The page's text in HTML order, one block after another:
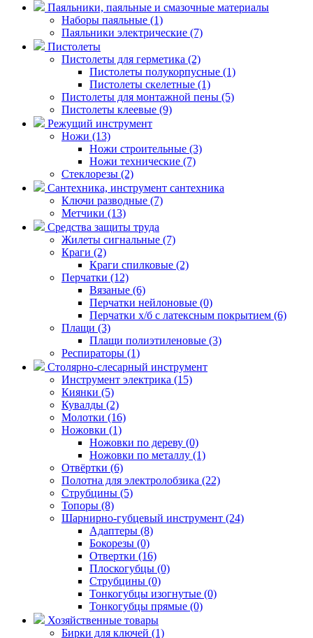
Паяльники, паяльные и смазочные материалы
Наборы паяльные (1)
Паяльники электрические (7)
Пистолеты
Пистолеты для герметика (2)
Пистолеты полукорпусные (1)
Пистолеты скелетные (1)
Пистолеты для монтажной пены (5)
Пистолеты клеевые (9)
Режущий инструмент
Ножи (13)
Ножи строительные (3)
Ножи технические (7)
Стеклорезы (2)
Сантехника, инструмент сантехника
Ключи разводные (7)
Метчики (13)
Средства защиты труда
Жилеты сигнальные (7)
Краги (2)
Краги спилковые (2)
Перчатки (12)
Вязаные (6)
Перчатки нейлоновые (0)
Перчатки х/б с латексным покрытием (6)
Плащи (3)
Плащи полиэтиленовые (3)
Респираторы (1)
Столярно-слесарный инструмент
Инструмент электрика (15)
Киянки (5)
Кувалды (2)
Молотки (16)
Ножовки (1)
Ножовки по дереву (0)
Ножовки по металлу (1)
Отвёртки (6)
Полотна для электролобзика (22)
Струбцины (5)
Топоры (8)
Шарнирно-губцевый инструмент (24)
Адаптеры (8)
Бокорезы (0)
Отвертки (16)
Плоскогубцы (0)
Струбцины (0)
Тонкогубцы изогнутые (0)
Тонкогубцы прямые (0)
Хозяйственные товары
Бирки для ключей (1)